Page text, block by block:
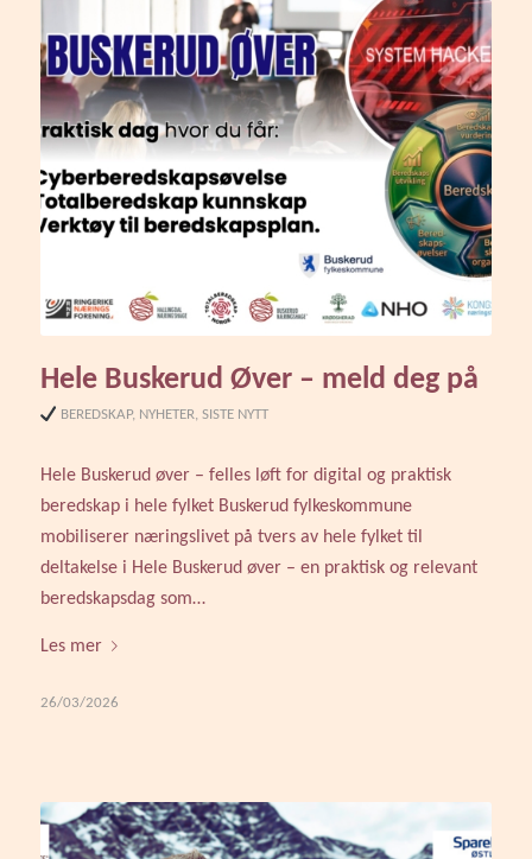
Hele Buskerud Øver – meld deg på
BEREDSKAP, NYHETER,SISTE NYTT
Hele Buskerud øver – felles løft for digital og praktisk
beredskap i hele fylket Buskerud fylkeskommune
mobiliserer næringslivet på tvers av hele fylket til
deltakelse i Hele Buskerud øver – en praktisk og relevant
beredskapsdag som…
Les mer
26/03/2026